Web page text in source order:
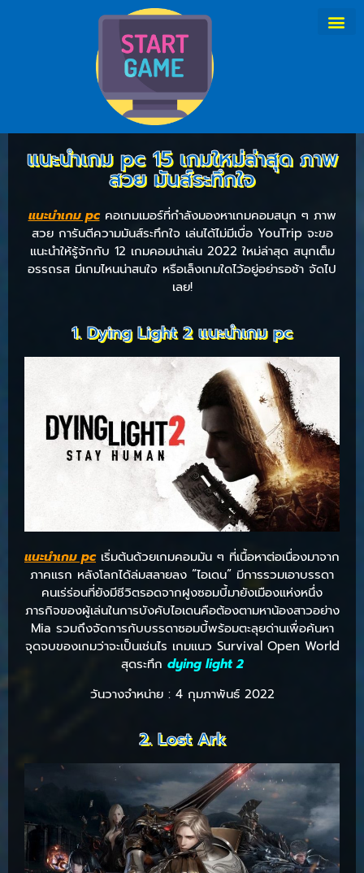
แนะนําเกม pc 15 เกมใหม่ล่าสุด ภาพ
สวย มันส์ระทึกใจ
แนะนําเกม pcคอเกมเมอร์ที่กำลังมองหาเกมคอมสนุก ๆ ภาพ
สวย การันตีความมันส์ระทึกใจ เล่นได้ไม่มีเบื่อ YouTrip จะขอ
แนะนำให้รู้จักกับ 12 เกมคอมน่าเล่น 2022 ใหม่ล่าสุด สนุกเต็ม
อรรถรส มีเกมไหนน่าสนใจ หรือเล็งเกมใดไว้อยู่อย่ารอช้า จัดไป
เลย!
1. Dying Light 2 แนะนําเกม pc
แนะนําเกม pcเริ่มต้นด้วยเกมคอมมัน ๆ ที่เนื้อหาต่อเนื่องมาจาก
ภาคแรก หลังโลกได้ล่มสลายลง “ไอเดน” มีการรวมเอาบรรดา
คนเร่ร่อนที่ยังมีชีวิตรอดจากฝูงซอมบี้มายังเมืองแห่งหนึ่ง
ภารกิจของผู้เล่นในการบังคับไอเดนคือต้องตามหาน้องสาวอย่าง
Mia รวมถึงจัดการกับบรรดาซอมบี้พร้อมตะลุยด่านเพื่อค้นหา
จุดจบของเกมว่าจะเป็นเช่นไร เกมแนว Survival Open World
สุดระทึก dying light 2
วันวางจำหน่าย : 4 กุมภาพันธ์ 2022
2. Lost Ark